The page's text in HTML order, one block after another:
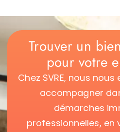
Trouver un
pour votre
Chez SVRE, nous
accompagner
démarches
professionnelles,